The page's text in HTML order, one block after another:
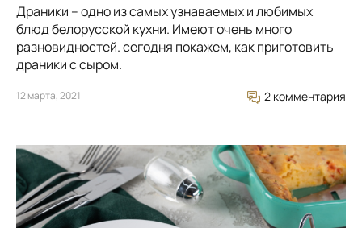
Драники – одно из самых узнаваемых и любимых
блюд белорусской кухни. Имеют очень много
разновидностей. сегодня покажем, как приготовить
драники с сыром.
12 марта, 2021 2 комментария